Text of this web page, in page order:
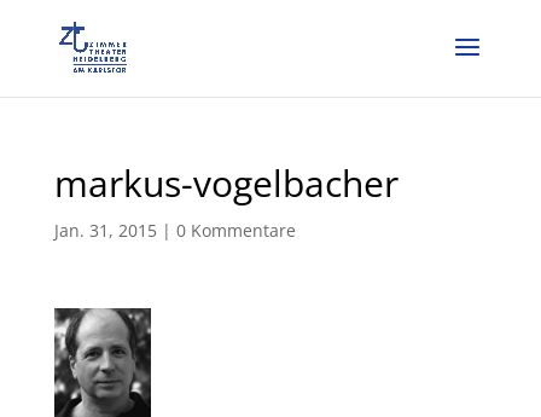
markus-vogelbacher
Jan. 31, 2015| 0 Kommentare